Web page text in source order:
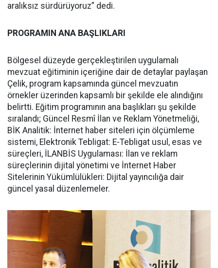
aralıksız sürdürüyoruz” dedi.
PROGRAMIN ANA BAŞLIKLARI
Bölgesel düzeyde gerçekleştirilen uygulamalı
mevzuat eğitiminin içeriğine dair de detaylar paylaşan
Çelik, program kapsamında güncel mevzuatın
örnekler üzerinden kapsamlı bir şekilde ele alındığını
belirtti. Eğitim programının ana başlıkları şu şekilde
sıralandı; Güncel Resmî İlan ve Reklam Yönetmeliği,
BİK Analitik: İnternet haber siteleri için ölçümleme
sistemi, Elektronik Tebligat: E-Tebligat usul, esas ve
süreçleri, İLANBİS Uygulaması: İlan ve reklam
süreçlerinin dijital yönetimi ve İnternet Haber
Sitelerinin Yükümlülükleri: Dijital yayıncılığa dair
güncel yasal düzenlemeler.